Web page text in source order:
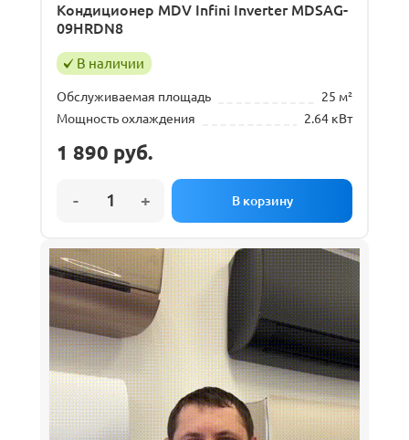
Мощность обогрева
Инвертор
Wi-Fi
Есть
Есть (работает с Алисой)
Нет
Опция
Кондиционер MDV Infini Inverter MDSAG-
09HRDN8
В наличии
Обслуживаемая площадь
25 м²
Мощность охлаждения
2.64 кВт
1 890 руб.